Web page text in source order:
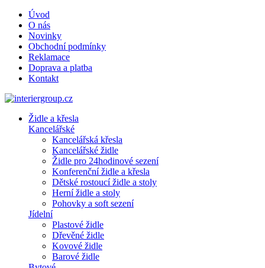
Úvod
O nás
Novinky
Obchodní podmínky
Reklamace
Doprava a platba
Kontakt
Židle a křesla
Kancelářské
Kancelářská křesla
Kancelářské židle
Židle pro 24hodinové sezení
Konferenční židle a křesla
Dětské rostoucí židle a stoly
Herní židle a stoly
Pohovky a soft sezení
Jídelní
Plastové židle
Dřevěné židle
Kovové židle
Barové židle